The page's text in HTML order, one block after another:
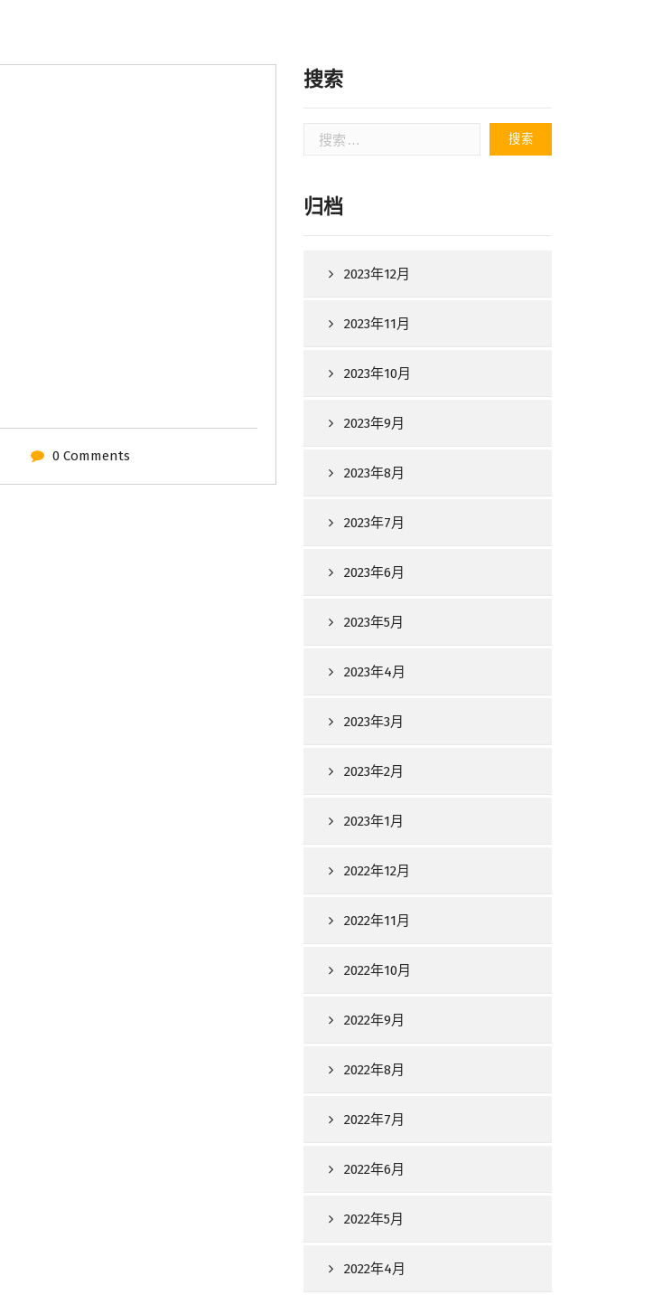
0 Comments
搜索
索：
归档
2023年12月
2023年11月
2023年10月
2023年9月
2023年8月
2023年7月
2023年6月
2023年5月
2023年4月
2023年3月
2023年2月
2023年1月
2022年12月
2022年11月
2022年10月
2022年9月
2022年8月
2022年7月
2022年6月
2022年5月
2022年4月